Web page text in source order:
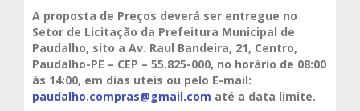
A proposta de Preços deverá ser entregue no
Setor de Licitação da Prefeitura Municipal de
Paudalho, sito a Av. Raul Bandeira, 21, Centro,
Paudalho-PE – CEP – 55.825-000, no horário de 08:00
às 14:00, em dias uteis ou pelo E-mail:
paudalho.compras@gmail.com até a data limite.